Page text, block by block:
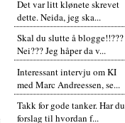
Det var litt klønete skrevet
dette. Neida, jeg ska...
Skal du slutte å blogge!!???
Nei??? Jeg håper da v...
Interessant intervju om KI
med Marc Andreessen, se...
Takk for gode tanker. Har du
forslag til hvordan f...